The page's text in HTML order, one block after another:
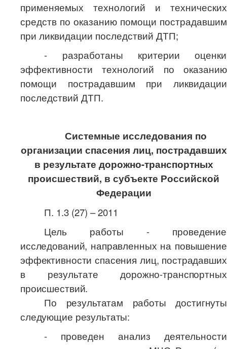
применяемых технологий и технических
средств по оказанию помощи пострадавшим
при ликвидации последствий ДТП;
- разработаны критерии оценки
эффективности технологий по оказанию
помощи пострадавшим при ликвидации
последствий ДТП.
Системные исследования по
организации спасения лиц, пострадавших
в результате дорожно-транспортных
происшествий, в субъекте Российской
Федерации
П. 1.3 (27) – 2011
Цель работы - проведение
исследований, направленных на повышение
эффективности спасения лиц, пострадавших
в результате дорожно-транспортных
происшествий.
По результатам работы достигнуты
следующие результаты:
- проведен анализ деятельности